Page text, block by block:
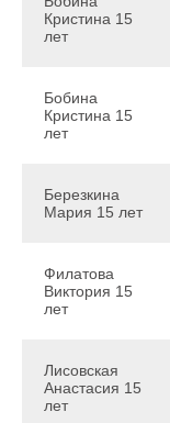
Кристина 15
лет
Бобина
Кристина 15
лет
Березкина
Мария 15 лет
Филатова
Виктория 15
лет
Лисовская
Анастасия 15
лет